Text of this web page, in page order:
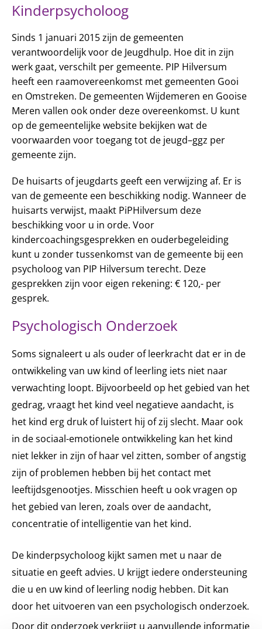
Kinderpsycholoog
Sinds 1 januari 2015 zijn de gemeenten
verantwoordelijk voor de Jeugdhulp. Hoe dit in zijn
werk gaat, verschilt per gemeente. PIP Hilversum
heeft een raamovereenkomst met gemeenten Gooi
en Omstreken. De gemeenten Wijdemeren en Gooise
Meren vallen ook onder deze overeenkomst. U kunt
op de gemeentelijke website bekijken wat de
voorwaarden voor toegang tot de jeugd–ggz per
gemeente zijn.
De huisarts of jeugdarts geeft een verwijzing af. Er is
van de gemeente een beschikking nodig. Wanneer de
huisarts verwijst, maakt PiPHilversum deze
beschikking voor u in orde. Voor
kindercoachingsgesprekken en ouderbegeleiding
kunt u zonder tussenkomst van de gemeente bij een
psycholoog van PIP Hilversum terecht. Deze
gesprekken zijn voor eigen rekening: € 120,- per
gesprek.
Psychologisch Onderzoek
Soms signaleert u als ouder of leerkracht dat er in de
ontwikkeling van uw kind of leerling iets niet naar
verwachting loopt. Bijvoorbeeld op het gebied van het
gedrag, vraagt het kind veel negatieve aandacht, is
het kind erg druk of luistert hij of zij slecht. Maar ook
in de sociaal-emotionele ontwikkeling kan het kind
niet lekker in zijn of haar vel zitten, somber of angstig
zijn of problemen hebben bij het contact met
leeftijdsgenootjes. Misschien heeft u ook vragen op
het gebied van leren, zoals over de aandacht,
concentratie of intelligentie van het kind.
De kinderpsycholoog kijkt samen met u naar de
situatie en geeft advies. U krijgt iedere ondersteuning
die u en uw kind of leerling nodig hebben. Dit kan
door het uitvoeren van een psychologisch onderzoek.
Door dit onderzoek verkrijgt u aanvullende informatie